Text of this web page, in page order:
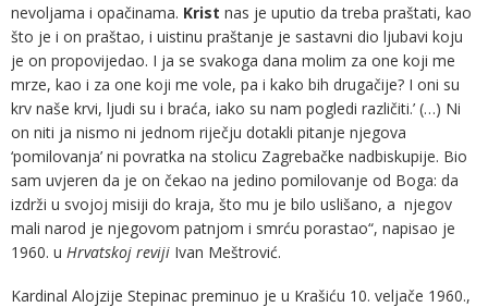
nevoljama i opačinama. Krist nas je uputio da treba praštati, kao
što je i on praštao, i uistinu praštanje je sastavni dio ljubavi koju
je on propovijedao. I ja se svakoga dana molim za one koji me
mrze, kao i za one koji me vole, pa i kako bih drugačije? I oni su
krv naše krvi, ljudi su i braća, iako su nam pogledi različiti.’ (…) Ni
on niti ja nismo ni jednom riječju dotakli pitanje njegova
‘pomilovanja’ ni povratka na stolicu Zagrebačke nadbiskupije. Bio
sam uvjeren da je on čekao na jedino pomilovanje od Boga: da
izdrži u svojoj misiji do kraja, što mu je bilo uslišano, a njegov
mali narod je njegovom patnjom i smrću porastao“, napisao je
1960. u Hrvatskoj reviji Ivan Meštrović.
Kardinal Alojzije Stepinac preminuo je u Krašiću 10. veljače 1960.,